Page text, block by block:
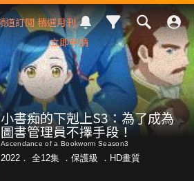
道訂閱
立即申請
精選月刊
小書痴的下剋上S3：為了成為
圖書管理員不擇手段！
Ascendance of a Bookworm Season3
2022． 全12集 ． 保護級 ．HD畫質